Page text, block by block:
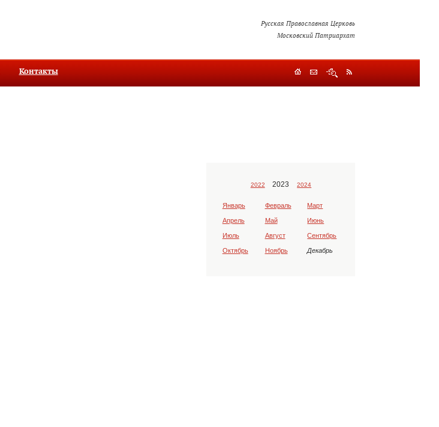
Русская Православная Церковь
Московский Патриархат
Контакты
2022 2023 2024
Январь Февраль Март
Апрель Май Июнь
Июль Август Сентябрь
Октябрь Ноябрь Декабрь